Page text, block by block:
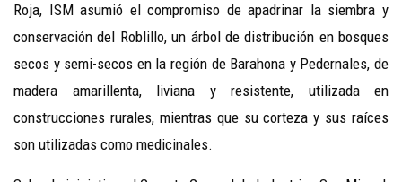
Roja, ISM asumió el compromiso de apadrinar la siembra y
conservación del Roblillo, un árbol de distribución en bosques
secos y semi-secos en la región de Barahona y Pedernales, de
madera amarillenta, liviana y resistente, utilizada en
construcciones rurales, mientras que su corteza y sus raíces
son utilizadas como medicinales.